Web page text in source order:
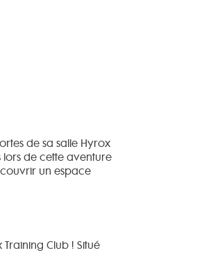
de sa salle Hyrox
lors de cette aventure
un espace
Club ! Situé